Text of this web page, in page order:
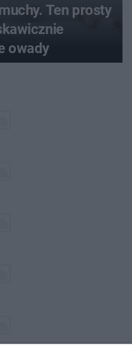
Ten prosty
owady